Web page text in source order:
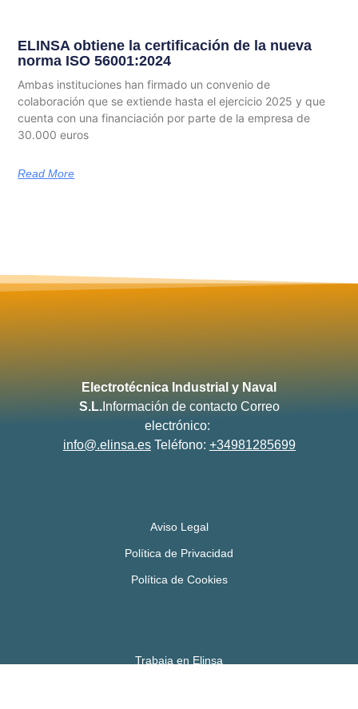
ELINSA obtiene la certificación de la nueva
norma ISO 56001:2024
Ambas instituciones han firmado un convenio de
colaboración que se extiende hasta el ejercicio 2025 y que
cuenta con una financiación por parte de la empresa de
30.000 euros
Read More
Electrotécnica Industrial y Naval
S.L.Información de contacto Correo
electrónico:
info@.elinsa.es Teléfono: +34981285699
Aviso Legal
Política de Privacidad
Política de Cookies
Trabaja en Elinsa